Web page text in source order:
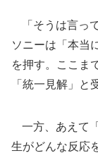
「そうは言っ
ソニーは「本当
を押す。ここま
「統一見解」と
一方、あえて
生がどんな反応